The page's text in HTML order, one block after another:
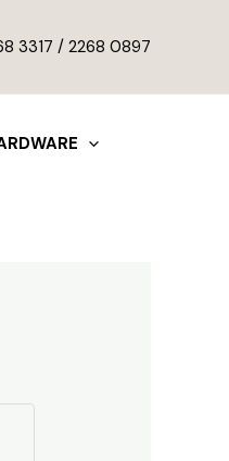
3317 / 2268 0897